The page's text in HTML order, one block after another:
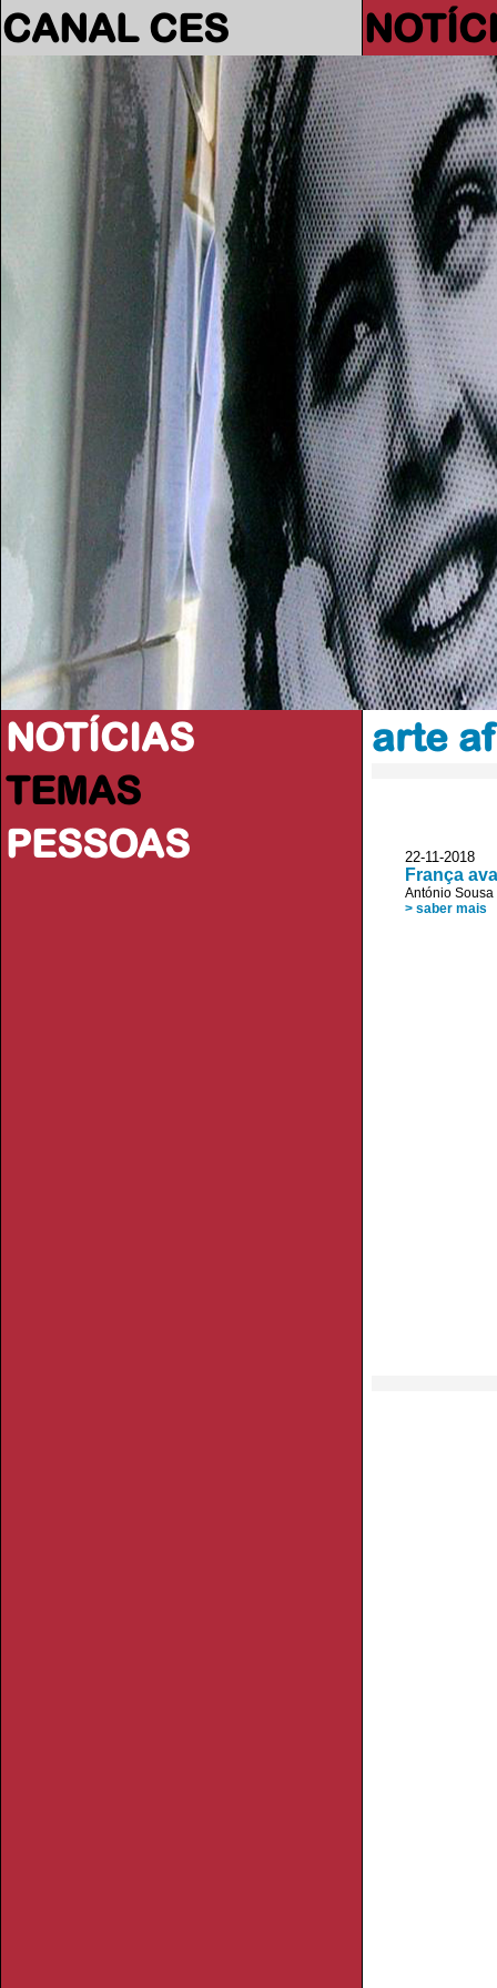
CANAL CES
NOTÍCIAS
TEMAS
PESSOAS
arte
22-11-2018
França
António
> saber mais